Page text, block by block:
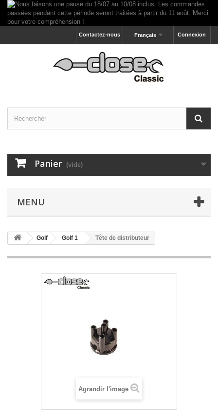
Connexion
Français
Contactez-nous
Panier (vide)
MENU
Golf Golf 1 Tête de distributeur
Agrandir l'image